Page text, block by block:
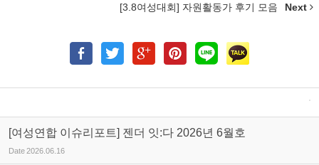
[3.8여성대회] 자원활동가 후기 모음 Next
[여성연합 이슈리포트] 젠더 잇:다 2026년 6월호
Date2026.06.16